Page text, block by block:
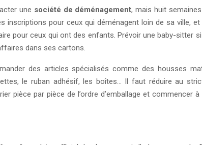
une société de déménagement, mais huit
pour ceux qui déménagent loin de sa ville,
pour ceux qui ont des enfants. Prévoir une baby-sitter
dans ses cartons.
des articles spécialisés comme des housses
le ruban adhésif, les boîtes… Il faut réduire au
pièce par pièce de l’ordre d’emballage et commencer